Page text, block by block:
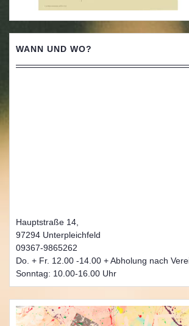
WANN UND WO?
Hauptstraße 14,
97294 Unterpleichfeld
09367-9865262
Do. + Fr. 12.00 -14.00 + Abholung nach
Sonntag: 10.00-16.00 Uhr